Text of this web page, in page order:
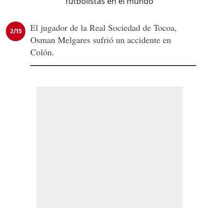
2/15
El jugador de la Real Sociedad de Tocoa,
Osman Melgares sufrió un accidente en
Colón.